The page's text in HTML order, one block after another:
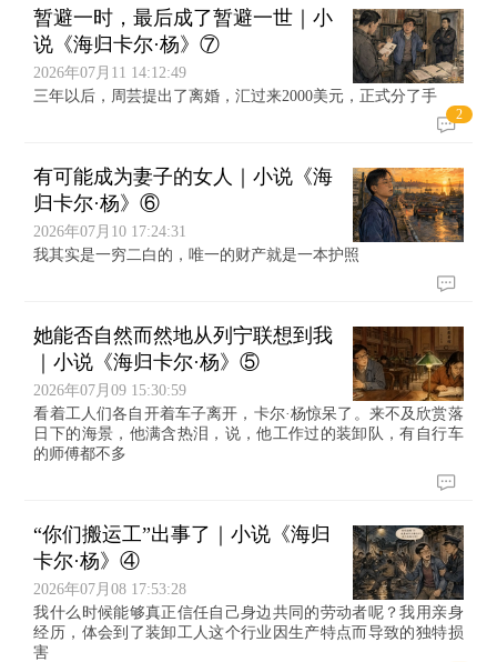
暂避一时，最后成了暂避一世｜小
说《海归卡尔·杨》⑦
2026年07月11 14:12:49
三年以后，周芸提出了离婚，汇过来2000美元，正式分了手
2
有可能成为妻子的女人｜小说《海
归卡尔·杨》⑥
2026年07月10 17:24:31
我其实是一穷二白的，唯一的财产就是一本护照
她能否自然而然地从列宁联想到我
｜小说《海归卡尔·杨》⑤
2026年07月09 15:30:59
看着工人们各自开着车子离开，卡尔·杨惊呆了。来不及欣赏落
日下的海景，他满含热泪，说，他工作过的装卸队，有自行车
的师傅都不多
“你们搬运工”出事了｜小说《海归
卡尔·杨》④
2026年07月08 17:53:28
我什么时候能够真正信任自己身边共同的劳动者呢？我用亲身
经历，体会到了装卸工人这个行业因生产特点而导致的独特损
害